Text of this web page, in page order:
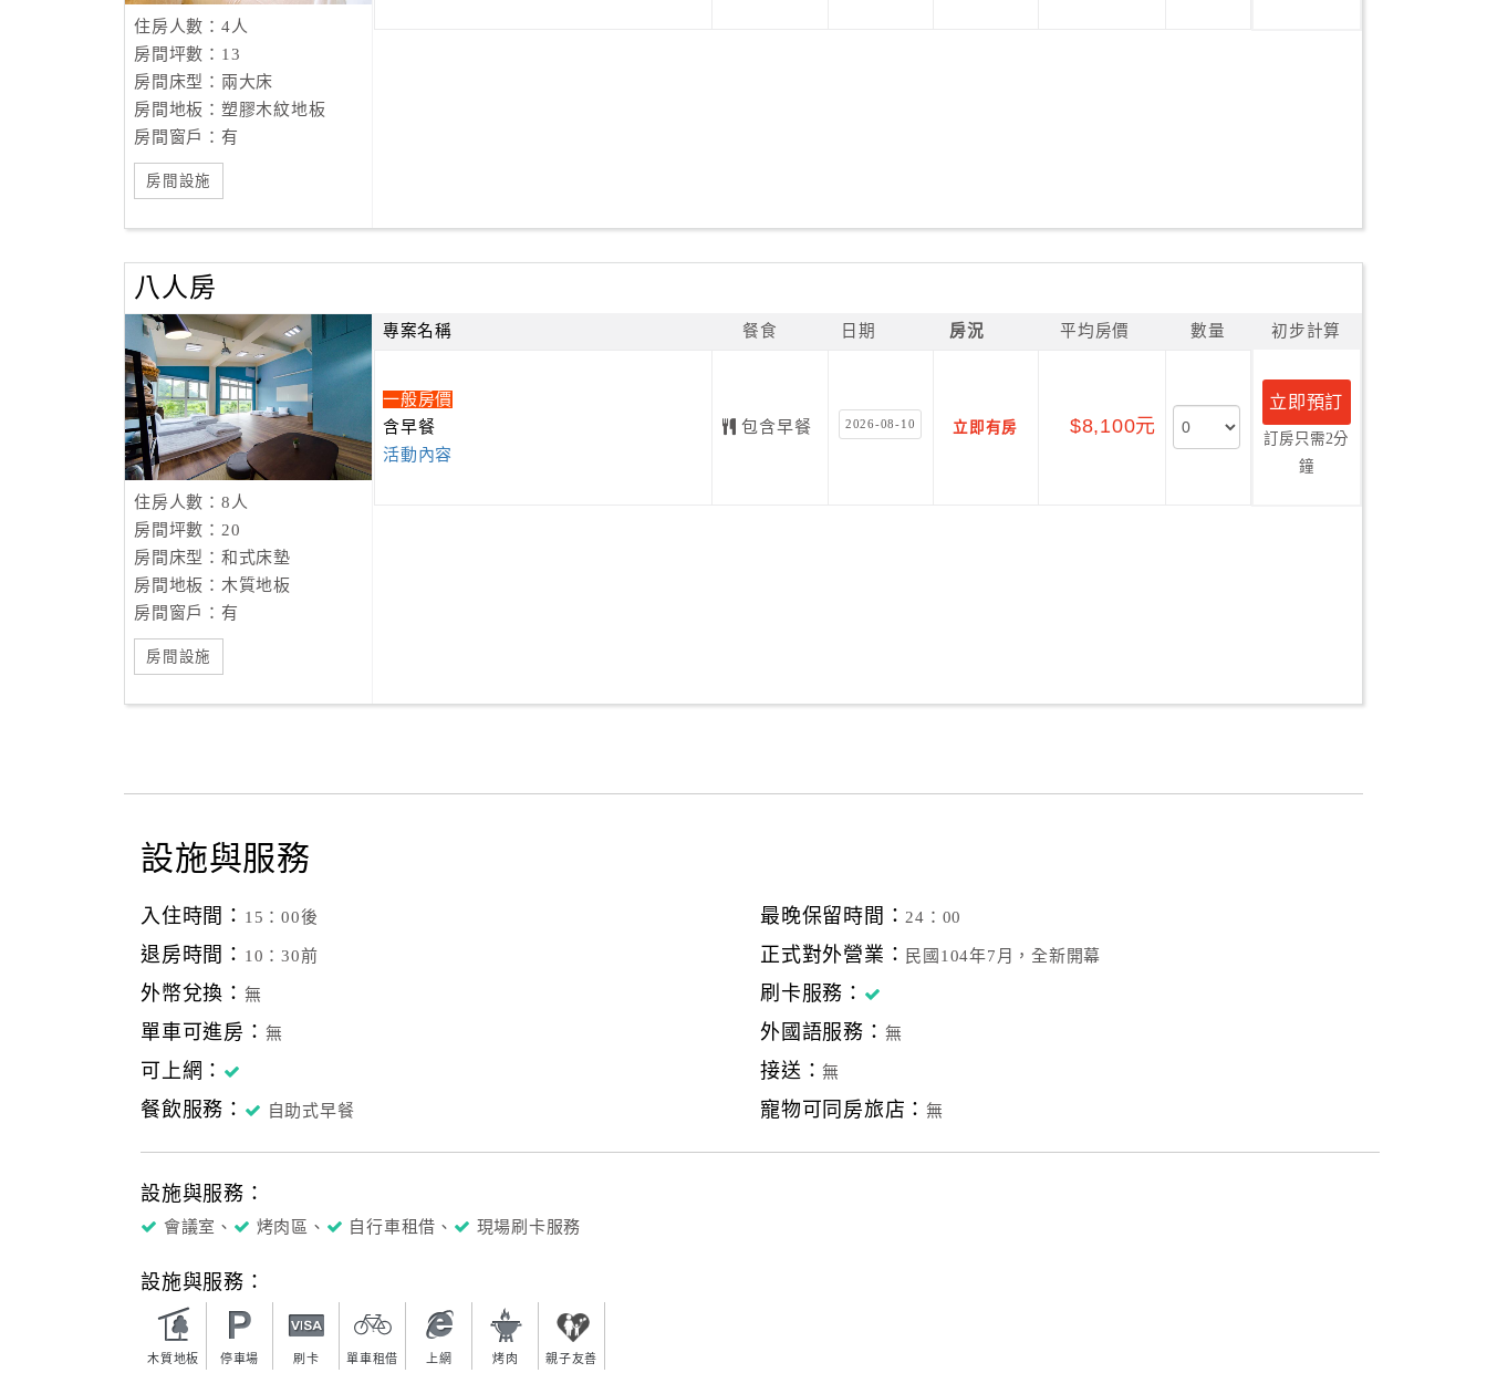
住房人數：4人
房間坪數：13
房間床型：兩大床
房間地板：塑膠木紋地板
房間窗戶：有
房間設施
八人房
住房人數：8人
房間坪數：20
房間床型：和式床墊
房間地板：木質地板
房間窗戶：有
房間設施
專案名稱 餐食 日期 房況 平均房價 數量 初步計算
一般房價
含早餐
活動內容
包含早餐 2026-08-10 立即有房 $8,100元
立即預訂
訂房只需2分
鐘
設施與服務
入住時間： 15：00後 最晚保留時間：24：00
退房時間： 10：30前 正式對外營業： 民國104年7月，全新開幕
外幣兌換： 無
刷卡服務：
單車可進房： 無 外國語服務： 無
可上網： 接送：無
餐飲服務： 自助式早餐 寵物可同房旅店： 無
設施與服務：
會議室、 烤肉區、 自行車租借、 現場刷卡服務
設施與服務：
木質地板 停車場 刷卡 單車租借 上網 烤肉 親子友善